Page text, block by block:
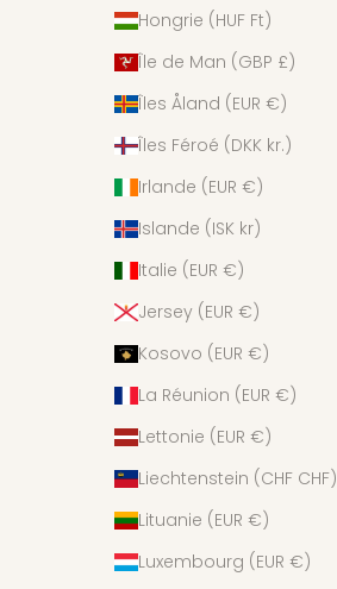
Hongrie (HUF Ft)
Île de Man (GBP £)
Îles Åland (EUR €)
Îles Féroé (DKK kr.)
Irlande (EUR €)
Islande (ISK kr)
Italie (EUR €)
Jersey (EUR €)
Kosovo (EUR €)
La Réunion (EUR €)
Lettonie (EUR €)
Liechtenstein (CHF CHF)
Lituanie (EUR €)
Luxembourg (EUR €)